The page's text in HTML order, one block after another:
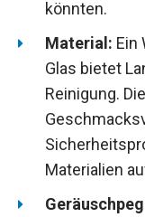
könnten.
Material: Ein
Glas bietet
Reinigung.
Materialien